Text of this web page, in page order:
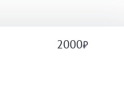
2000